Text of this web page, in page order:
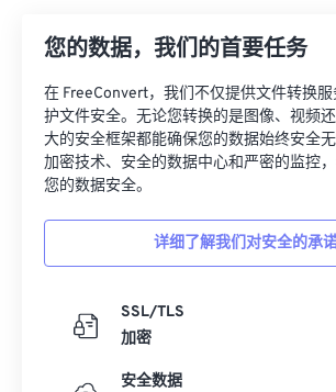
您的数据，我们的首要任务
在 FreeConvert，我们不仅提供文件转换
护文件安全。无论您转换的是图像、视频
大的安全框架都能确保您的数据始终安全
加密技术、安全的数据中心和严密的监控
您的数据安全。
详细了解我们对安全的承
SSL/TLS
加密
安全数据